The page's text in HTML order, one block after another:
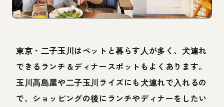
東京・二子玉川はペットと暮らす人が多く、犬連れ
できるランチ＆ディナースポットもよくあります。
玉川高島屋や二子玉川ライズにも犬連れで入れるの
で、ショッピングの後にランチやディナーをしたい